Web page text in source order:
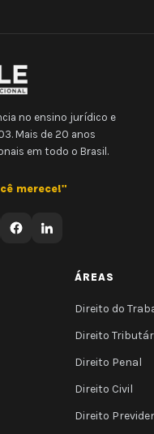
no ensino jurídico e
Mais de 20 anos
em todo o Brasil.
merece!"
ÁREAS
Direito do
Direito
Direito Penal
Direito Civil
Direito